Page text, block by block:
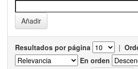
Resultados por página |
En orden